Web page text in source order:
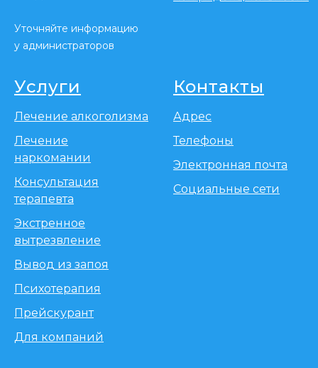
Уточняйте информацию
у администраторов
Услуги
Лечение алкоголизма
Лечение
наркомании
Консультация
терапевта
Экстренное
вытрезвление
Вывод из запоя
Психотерапия
Прейскурант
Для компаний
Контакты
Адрес
Телефоны
Электронная почта
Социальные сети